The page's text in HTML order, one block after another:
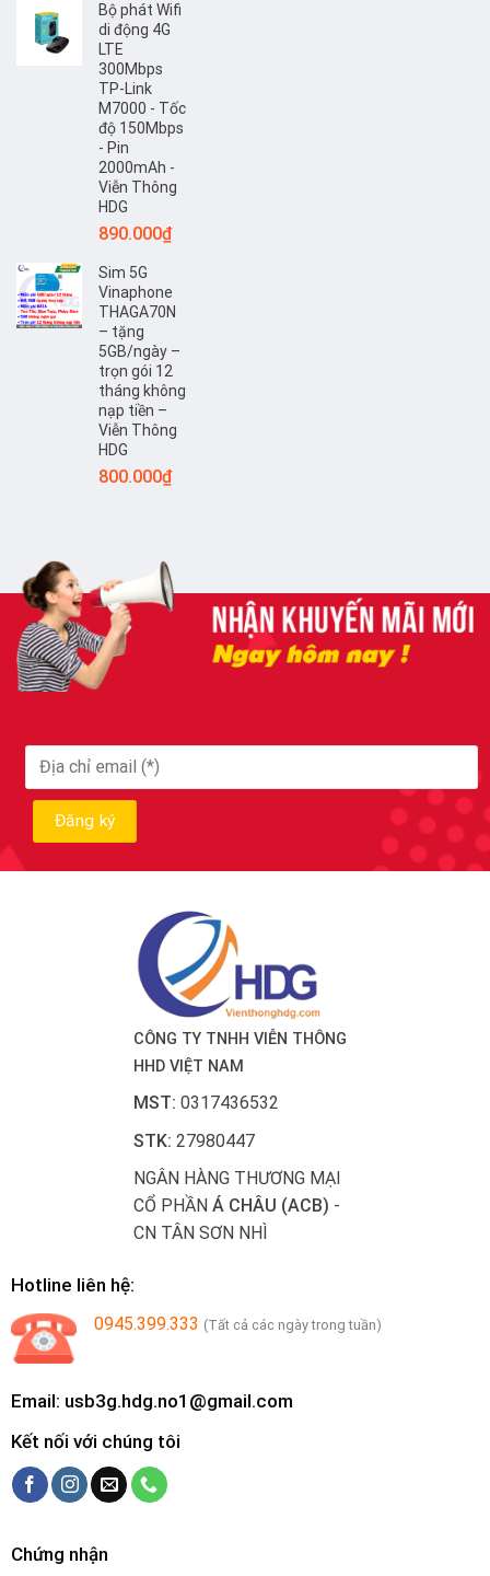
Bộ phát Wifi
di động 4G
LTE
300Mbps
TP-Link
M7000 - Tốc
độ 150Mbps
- Pin
2000mAh -
Viễn Thông
HDG
890.000₫
Sim 5G
Vinaphone
THAGA70N
– tặng
5GB/ngày –
trọn gói 12
tháng không
nạp tiền –
Viễn Thông
HDG
800.000₫
CÔNG TY TNHH VIỄN THÔNG
HHD VIỆT NAM
MST: 0317436532
STK: 27980447
NGÂN HÀNG THƯƠNG MẠI
CỔ PHẦN Á CHÂU (ACB) -
CN TÂN SƠN NHÌ
Hotline liên hệ:
0945.399.333 (Tất cả các ngày trong tuần)
Email: usb3g.hdg.no1@gmail.com
Kết nối với chúng tôi
Chứng nhận